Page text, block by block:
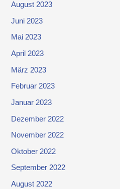
August 2023
Juni 2023
Mai 2023
April 2023
März 2023
Februar 2023
Januar 2023
Dezember 2022
November 2022
Oktober 2022
September 2022
August 2022